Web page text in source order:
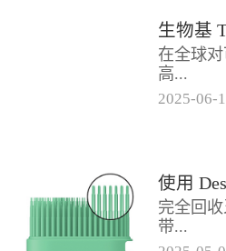
，华顺
积淀，成
商，为
在全球
高...
TP...
2025-06-
完全回
带...